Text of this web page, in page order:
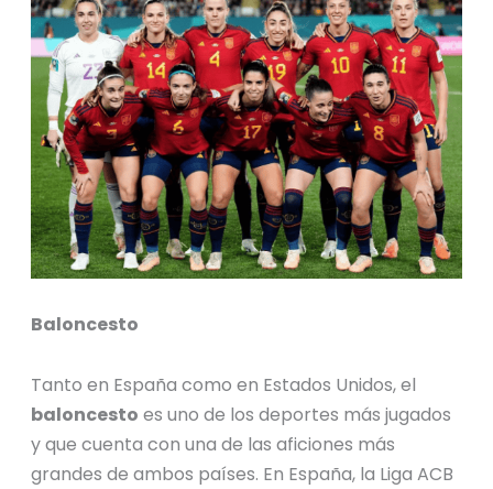
Baloncesto
Tanto en España como en Estados Unidos, el
baloncesto es uno de los deportes más jugados
y que cuenta con una de las aficiones más
grandes de ambos países. En España, la Liga ACB